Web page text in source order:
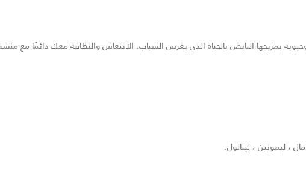
بمزيجها النابض بالحياة الذي يغرس الشباب. الانتعاش والنظافة معك دائمًا مع
، ليمونين ، لينالول.